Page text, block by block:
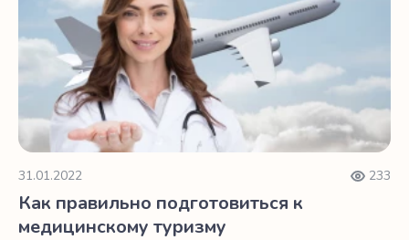
31.01.2022 233
Как правильно подготовиться к
медицинскому туризму